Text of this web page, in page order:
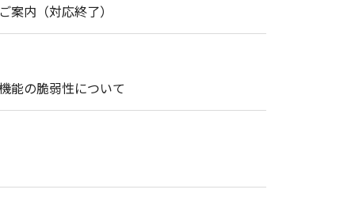
内（対応終了）
能の脆弱性について